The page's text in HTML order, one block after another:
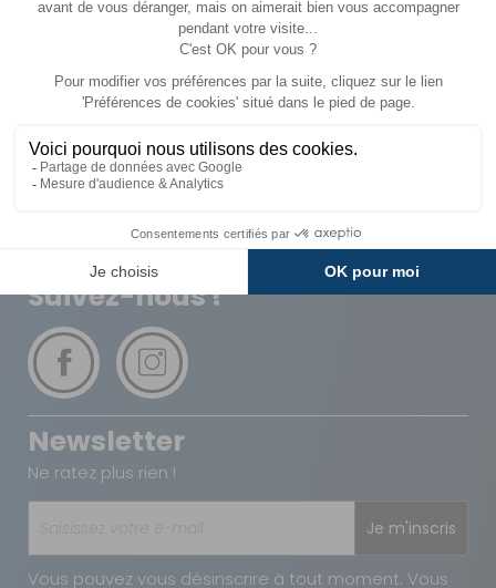
Livraison Paiements
Avantages
Suivez-nous !
Newsletter
Ne ratez plus rien !
Je m'inscris
Vous pouvez vous désinscrire à tout moment. Vous